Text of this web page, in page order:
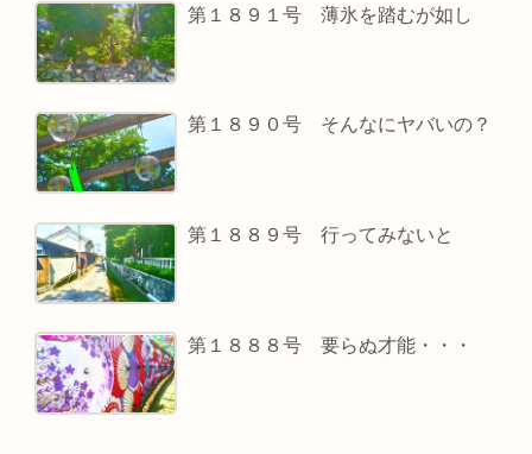
第１８９１号 薄氷を踏むが如し
第１８９０号 そんなにヤバいの？
第１８８９号 行ってみないと
第１８８８号 要らぬ才能・・・